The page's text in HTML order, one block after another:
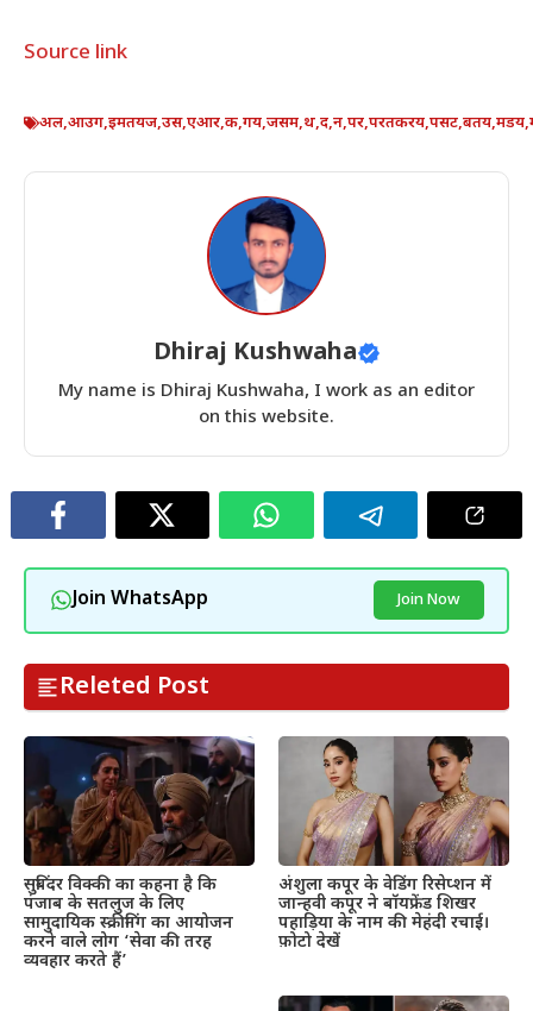
Source link
अल,आउग,इमतयज,उस,एआर,क,गय,जसम,थ,द,न,पर,परतकरय,पसट,बतय,मडय,
Dhiraj Kushwaha
My name is Dhiraj Kushwaha, I work as an editor
on this website.
Join WhatsApp Join Now
Releted Post
सुबिंदर विक्की का कहना है कि
पंजाब के सतलुज के लिए
सामुदायिक स्क्रीनिंग का आयोजन
करने वाले लोग ‘सेवा की तरह
व्यवहार करते हैं’
अंशुला कपूर के वेडिंग रिसेप्शन में
जान्हवी कपूर ने बॉयफ्रेंड शिखर
पहाड़िया के नाम की मेहंदी रचाई।
फ़ोटो देखें